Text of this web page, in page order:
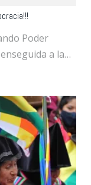
Poder
a la…